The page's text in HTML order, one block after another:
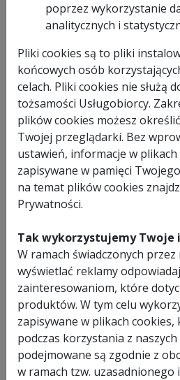
poprzez wykorzystanie
analitycznych i
Pliki cookies są to pliki
końcowych osób
celach. Pliki cookies nie służą
tożsamości Usługobiorcy.
plików cookies możesz
Twojej przeglądarki. Bez
ustawień, informacje w
zapisywane w pamięci
na temat plików cookies
Prywatności.
Tak wykorzystujemy Twoje
W ramach świadczonych
wyświetlać reklamy
zainteresowaniom, które
produktów. W tym celu
zapisywane w plikach
podczas korzystania z
podejmowane są zgodnie z
w ramach tzw. uzasadnionego
220 - 240 V
1735 x 13 x 0,9 mm
35 - 80 m/min
ABS (Automatic
Blade System) / NG (New Generation)
Ręczny ze
sprzęgłem
mm
150 mm
mm
105 x 120
100
mm
100 x 100
mm
1010
x 600 x 380 mm
44,5 kg
12 / 24
miesiące
1 x
1 x
1 x
Rodzaj gwarancji:door-to-door
Zapytaj o
OPIS
Zaawansowana technologicznie
cięcia stali włoskiej firmy FEMI ABS
Urządzenie wyposażone w silnik o
zapewniający komfort
elementów o średnicy do 150 mm
przecinarce FEMI ABS NG160).
Przecinarka dysponuje
płynną regulację prędkości
80 m/min.. Wybór prędkości
szybkości przesuwu taśmy w
ekonomiczny dla cięcia danego